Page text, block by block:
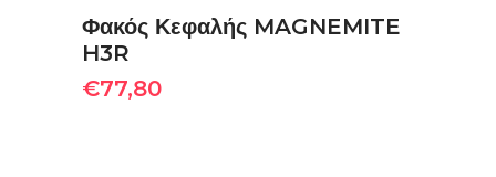
Φακός Κεφαλής MAGNEMITE
H3R
€77,80